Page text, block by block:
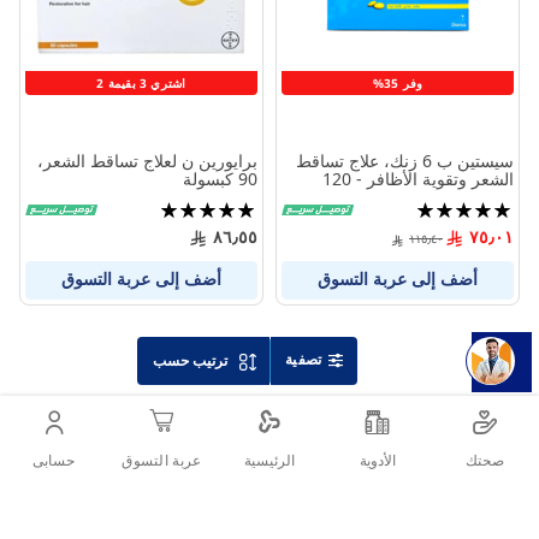
ترتيب حسب
وفر 35%
سيستين ب 6 زنك، علاج تساقط
الشعر وتقوية الأظافر - 120
قرص
تقييم:
100%
٧٥٫٠١ ١١٥٫٤٠
أضف إلى عربة التسوق
اشتري 3 بقيمة 2
برايورين ن لعلاج تساقط الشعر،
90 كبسولة
تقييم:
99%
٨٦٫٥٥
أضف إلى عربة التسوق
تصفية
صحتك الأدوية الرئيسية عربة التسوق حسابى